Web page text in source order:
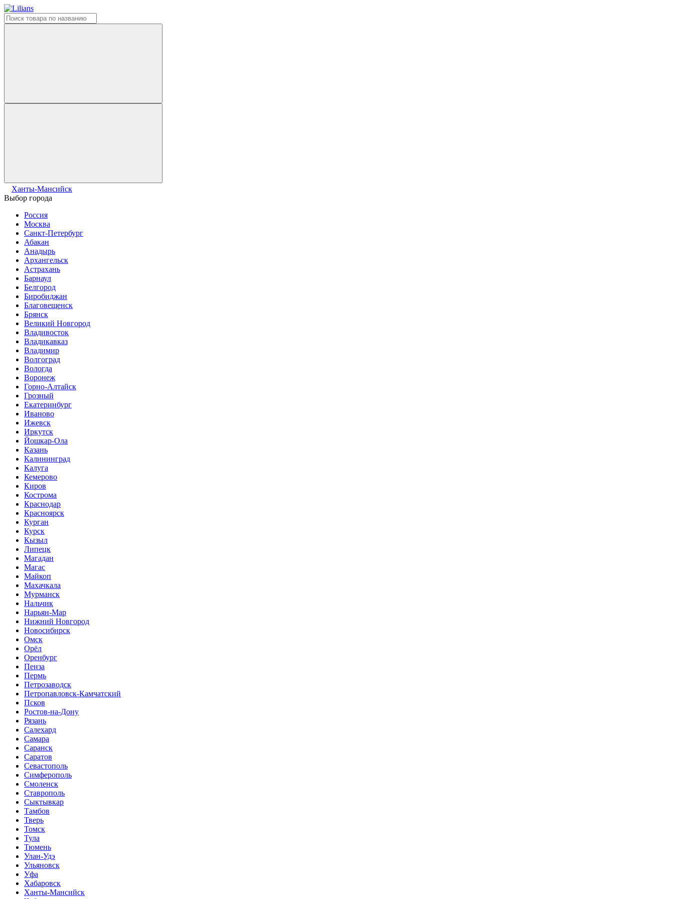
Ханты-Мансийск
Выбор города
Россия
Москва
Санкт-Петербург
Абакан
Анадырь
Архангельск
Астрахань
Барнаул
Белгород
Биробиджан
Благовещенск
Брянск
Великий Новгород
Владивосток
Владикавказ
Владимир
Волгоград
Вологда
Воронеж
Горно-Алтайск
Грозный
Екатеринбург
Иваново
Ижевск
Иркутск
Йошкар-Ола
Казань
Калининград
Калуга
Кемерово
Киров
Кострома
Краснодар
Красноярск
Курган
Курск
Кызыл
Липецк
Магадан
Магас
Майкоп
Махачкала
Мурманск
Нальчик
Нарьян-Мар
Нижний Новгород
Новосибирск
Омск
Орёл
Оренбург
Пенза
Пермь
Петрозаводск
Петропавловск-Камчатский
Псков
Ростов-на-Дону
Рязань
Салехард
Самара
Саранск
Саратов
Севастополь
Симферополь
Смоленск
Ставрополь
Сыктывкар
Тамбов
Тверь
Томск
Тула
Тюмень
Улан-Удэ
Ульяновск
Уфа
Хабаровск
Ханты-Мансийск